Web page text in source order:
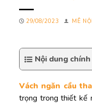
29/08/2023 MÊ
Nội dung chính
Vách ngăn cầu
trọng trong thiết kế